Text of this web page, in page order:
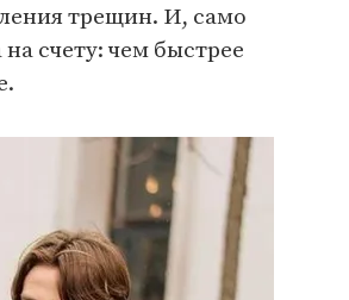
трещин. И, само
счету: чем быстрее